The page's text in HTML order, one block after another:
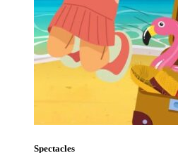
Spectacles